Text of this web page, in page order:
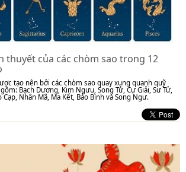
thuyết của các chòm sao trong 12
tạo nên bởi các chòm sao quay xung quanh quỹ
Bạch Dương, Kim Ngưu, Song Tử, Cự Giải, Sư Tử,
Nhân Mã, Ma Kết, Bảo Bình và Song Ngư.